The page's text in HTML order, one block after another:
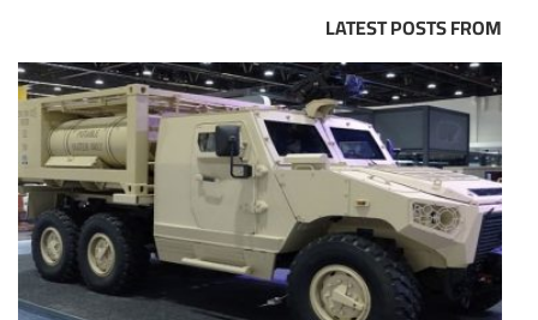
LATEST POSTS FROM